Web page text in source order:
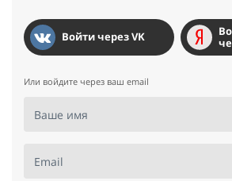
Войти через VK
Или войдите через ваш email
Ваше имя
Email